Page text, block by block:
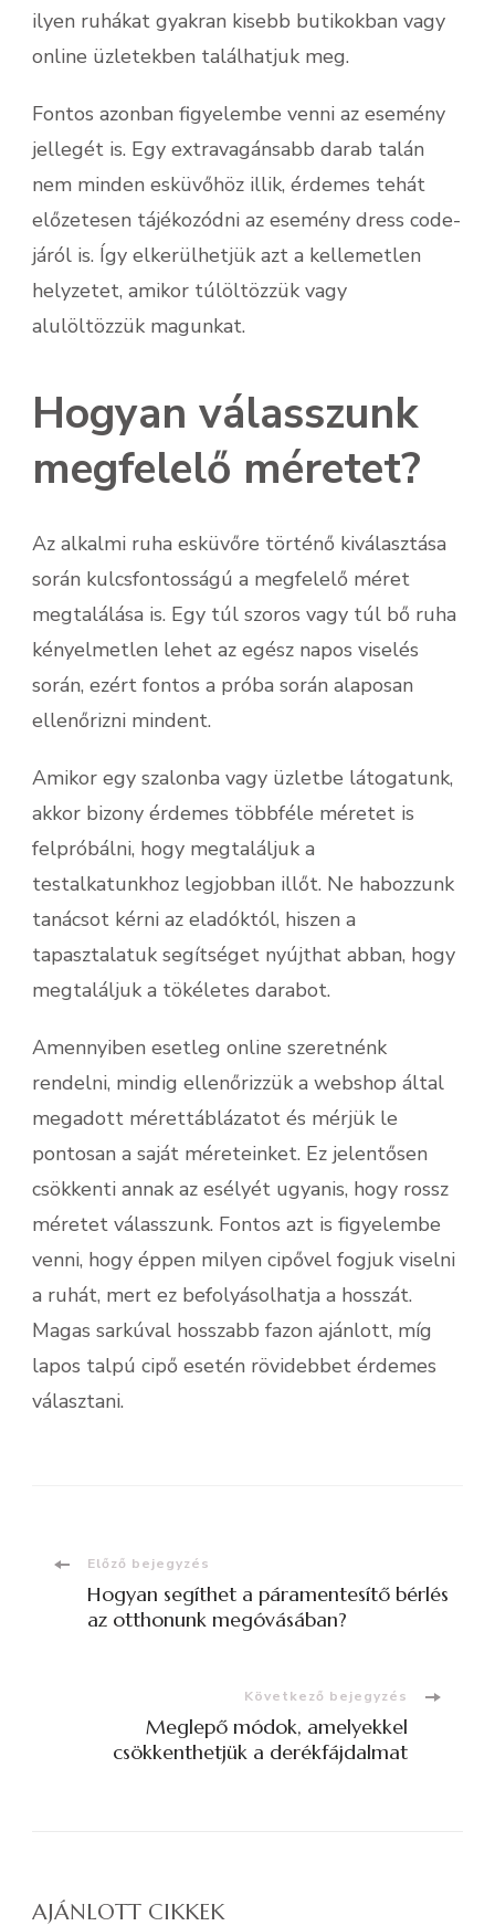
ilyen ruhákat gyakran kisebb butikokban vagy
online üzletekben találhatjuk meg.
Fontos azonban figyelembe venni az esemény
jellegét is. Egy extravagánsabb darab talán
nem minden esküvőhöz illik, érdemes tehát
előzetesen tájékozódni az esemény dress code-
járól is. Így elkerülhetjük azt a kellemetlen
helyzetet, amikor túlöltözzük vagy
alulöltözzük magunkat.
Hogyan válasszunk
megfelelő méretet?
Az alkalmi ruha esküvőre történő kiválasztása
során kulcsfontosságú a megfelelő méret
megtalálása is. Egy túl szoros vagy túl bő ruha
kényelmetlen lehet az egész napos viselés
során, ezért fontos a próba során alaposan
ellenőrizni mindent.
Amikor egy szalonba vagy üzletbe látogatunk,
akkor bizony érdemes többféle méretet is
felpróbálni, hogy megtaláljuk a
testalkatunkhoz legjobban illőt. Ne habozzunk
tanácsot kérni az eladóktól, hiszen a
tapasztalatuk segítséget nyújthat abban, hogy
megtaláljuk a tökéletes darabot.
Amennyiben esetleg online szeretnénk
rendelni, mindig ellenőrizzük a webshop által
megadott mérettáblázatot és mérjük le
pontosan a saját méreteinket. Ez jelentősen
csökkenti annak az esélyét ugyanis, hogy rossz
méretet válasszunk. Fontos azt is figyelembe
venni, hogy éppen milyen cipővel fogjuk viselni
a ruhát, mert ez befolyásolhatja a hosszát.
Magas sarkúval hosszabb fazon ajánlott, míg
lapos talpú cipő esetén rövidebbet érdemes
választani.
Bejegyzések
navigációja
Előző bejegyzés
Hogyan segíthet a páramentesítő bérlés
az otthonunk megóvásában?
Következő bejegyzés
Meglepő módok, amelyekkel
csökkenthetjük a derékfájdalmat
AJÁNLOTT CIKKEK